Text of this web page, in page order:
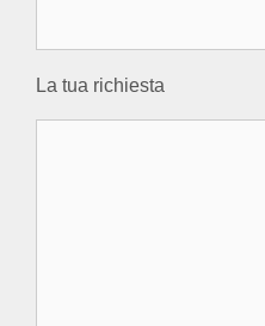
La tua richiesta